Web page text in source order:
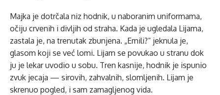
Majka je dotrčala niz hodnik, u naboranim uniformama,
očiju crvenih i divljih od straha. Kada je ugledala Liјama,
zastala je, na trenutak zbunjena. „Emili?“ jeknula je,
glasom koji se već lomi. Liјam se povukao u stranu dok
ju je lekar uvodio u sobu. Tren kasnije, hodnik je ispunio
zvuk jecaja — sirovih, zahvalnih, slomljenih. Liјam je
skrenuo pogled, i sam zamagljenog vida.